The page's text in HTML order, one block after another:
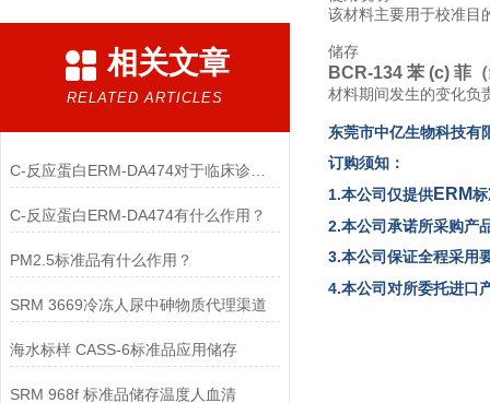
相关文章
RELATED ARTICLES
C-反应蛋白ERM-DA474对于临床诊断至关重要
C-反应蛋白ERM-DA474有什么作用？
PM2.5标准品有什么作用？
SRM 3669冷冻人尿中砷物质代理渠道
海水标样 CASS-6标准品应用储存
SRM 968f 标准品储存温度人血清
该材料主要用于校准目
储存
BCR-134 苯 (c) 菲
材料期间发生的变化负
东莞市中亿生物科技有
订购须知：
1.本公司仅提供ERM
2.本公司承诺所采购产
3.本公司保证全程采用
4.本公司对所委托进口